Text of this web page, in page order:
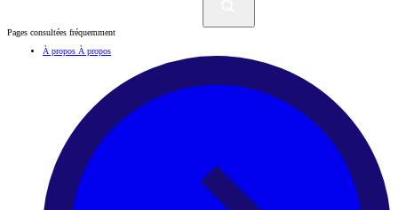
Pages consultées fréquemment
À propos À propos